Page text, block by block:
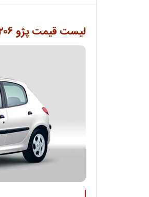
لیست قیمت پژو ۲۰۶ کارکرده+ جدول خردادماه ۱۴۰۵